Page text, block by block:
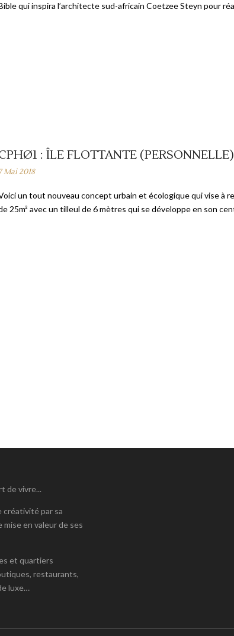
qui inspira l’architecte sud-africain Coetzee Steyn pour
: ÎLE FLOTTANTE (PERSONNELLE)
Mai 2018
un tout nouveau concept urbain et écologique qui vise
25m² avec un tilleul de 6 mètres qui se développe en son
de vivre...
créativité par sa
en valeur de ses
et quartiers
restaurants,
luxe…